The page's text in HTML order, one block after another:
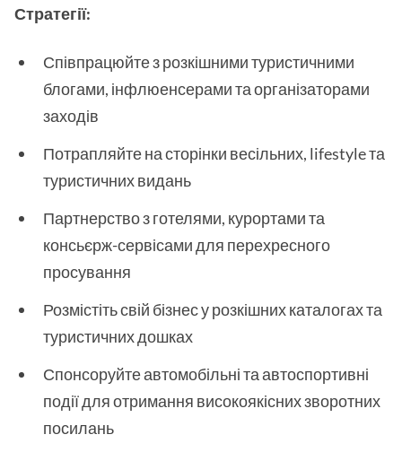
Стратегії:
Співпрацюйте з розкішними туристичними
блогами, інфлюенсерами та організаторами
заходів
Потрапляйте на сторінки весільних, lifestyle та
туристичних видань
Партнерство з готелями, курортами та
консьєрж-сервісами для перехресного
просування
Розмістіть свій бізнес у розкішних каталогах та
туристичних дошках
Спонсоруйте автомобільні та автоспортивні
події для отримання високоякісних зворотних
посилань